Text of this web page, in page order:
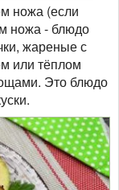
ножа (если
ножа - блюдо
жареные с
или тёплом
Это блюдо